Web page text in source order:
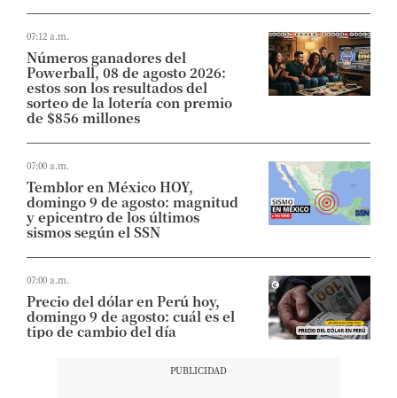
07:12 a.m.
Números ganadores del
Powerball, 08 de agosto 2026:
estos son los resultados del
sorteo de la lotería con premio
de $856 millones
07:00 a.m.
Temblor en México HOY,
domingo 9 de agosto: magnitud
y epicentro de los últimos
sismos según el SSN
07:00 a.m.
Precio del dólar en Perú hoy,
domingo 9 de agosto: cuál es el
tipo de cambio del día